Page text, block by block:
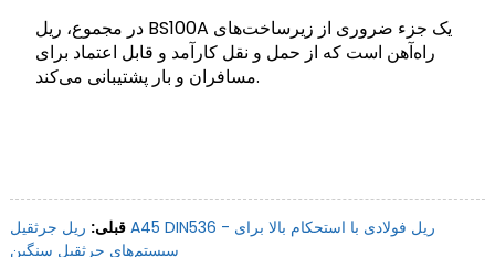
در مجموع، ریل BS100A یک جزء ضروری از زیرساخت‌های
راه‌آهن است که از حمل و نقل کارآمد و قابل اعتماد برای
مسافران و بار پشتیبانی می‌کند.
قبلی: ریل جرثقیل A45 DIN536 - ریل فولادی با استحکام بالا برای
سیستم‌های جرثقیل سنگین